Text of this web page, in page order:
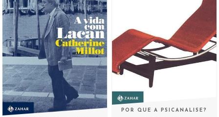
POR QUE A PSICANALISE?